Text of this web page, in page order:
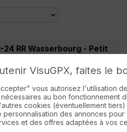
24 RR Wasserbourg - Petit
(Mairie - 530 m) - Kieferwald -
à 2.9 km] - Petit Ballon (1272 m) -
- Schellimatt - Boenlesgrab -
- Wasserbourg (Mairie) »
VisuGPX, faites le
vous autorisez l'utilisation
au bon fonctionnement
cookies (éventuellement
personnalisation des annonces pour
et des offres adaptées à vos